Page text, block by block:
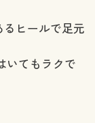
ヒールで足元
いてもラクで